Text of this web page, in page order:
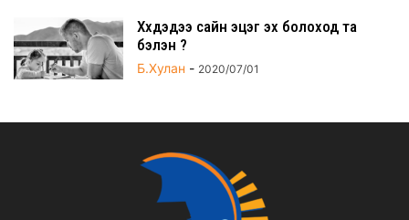
Хүүхдэдээ сайн эцэг эх болоход та
бэлэн үү?
Б.Хулан - 2020/07/01